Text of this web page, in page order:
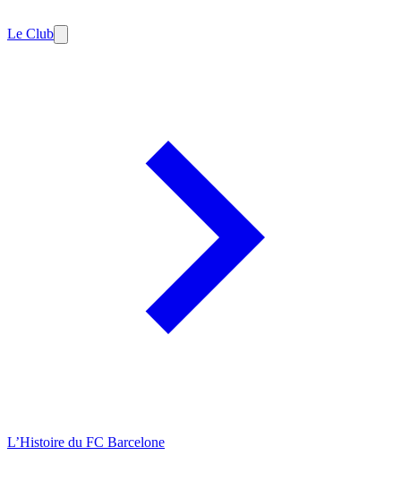
Le Club
L’Histoire du FC Barcelone